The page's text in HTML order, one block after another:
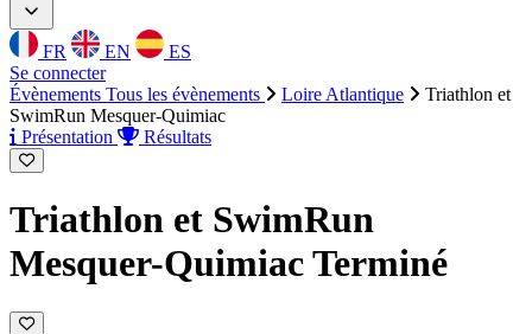
FR EN
ES
Se connecter
Évènements Tous les évènements Loire Atlantique
Triathlon et
SwimRun Mesquer-Quimiac
Présentation
Résultats
Triathlon et SwimRun
Mesquer-QuimiacTerminé